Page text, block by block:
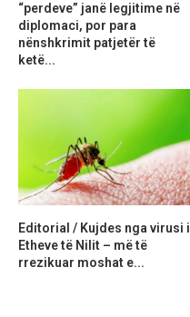
“perdeve” janë legjitime në
diplomaci, por para
nënshkrimit patjetër të
ketë...
Editorial / Kujdes nga virusi i
Etheve të Nilit – më të
rrezikuar moshat e...